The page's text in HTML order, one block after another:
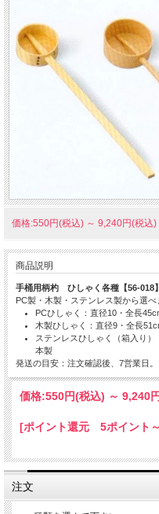
価格:550円(税込) ～ 9,240円(税込)
商品説明
手桶用柄杓 ひしゃく各種【56-018】
PC製・木製・ステンレス製から選べ
PCひしゃく：直径10・全長
木製ひしゃく：直径9・全長
ステンレスひしゃく（箱入り）
本製
発送の目安：注文確認後、7営業日。
価格:550円(税込) ～ 9,240円
[ポイント還元 5ポイント
注文